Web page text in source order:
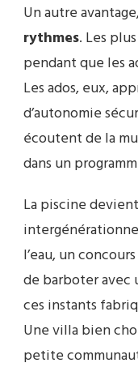
Un autre
rythmes. Les
pendant que les
Les ados, eux,
d’autonomie
écoutent de la
dans un
La piscine
l’eau, un
de barboter avec
ces instants
Une villa bien
petite